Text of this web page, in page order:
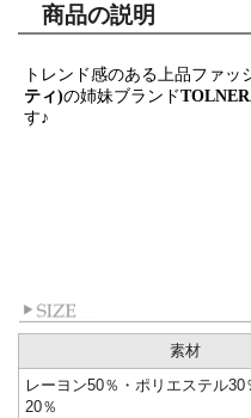
商品の説明
トレンド感のある上品ファッ
ティ)の姉妹ブランド
す♪
素材
レーヨン50％・ポリエステル30
20％